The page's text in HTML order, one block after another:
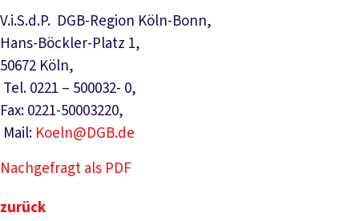
V.i.S.d.P. DGB-Region Köln-Bonn,
Hans-Böckler-Platz 1,
50672 Köln,
Tel. 0221 – 500032- 0,
Fax: 0221-50003220,
Mail: Koeln@DGB.de
Nachgefragt als PDF
zurück